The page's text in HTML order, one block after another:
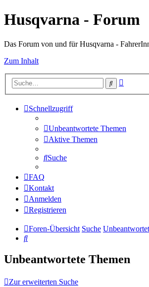
Husqvarna - Forum
Das Forum von und für Husqvarna -
Zum Inhalt
Suche
Schnellzugriff
Unbeantwortete Themen
Aktive Themen
Suche
FAQ
Kontakt
Anmelden
Registrieren
Foren-Übersicht Suche
Suche
Unbeantwortete Themen
Zur erweiterten Suche